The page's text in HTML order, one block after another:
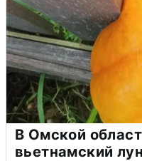
В Омской
вьетнамский